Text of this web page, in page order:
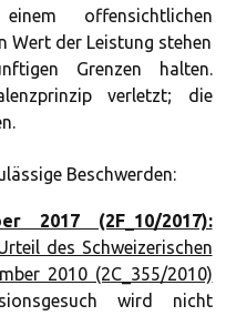
offensichtlichen
Wert der Leistung stehen
Grenzen halten.
verletzt; die
Beschwerden:
2017 (2F_10/2017):
des Schweizerischen
2010 (2C_355/2010)
wird nicht